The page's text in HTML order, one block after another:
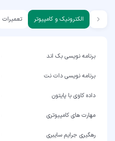
الکترونیک و کامپیوتر تعمیرات
برنامه نویسی بک اند
برنامه نویسی دات نت
داده کاوی با پایتون
مهارت های کامپیوتری
رهگیری جرایم سایبری